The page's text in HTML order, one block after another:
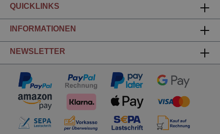
QUICKLINKS
INFORMATIONEN
NEWSLETTER